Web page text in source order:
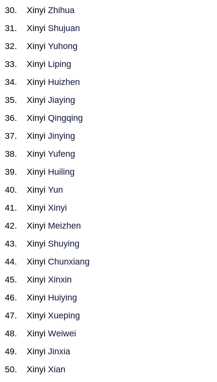
Xinyi Zhihua
Xinyi Shujuan
Xinyi Yuhong
Xinyi Liping
Xinyi Huizhen
Xinyi Jiaying
Xinyi Qingqing
Xinyi Jinying
Xinyi Yufeng
Xinyi Huiling
Xinyi Yun
Xinyi Xinyi
Xinyi Meizhen
Xinyi Shuying
Xinyi Chunxiang
Xinyi Xinxin
Xinyi Huiying
Xinyi Xueping
Xinyi Weiwei
Xinyi Jinxia
Xinyi Xian